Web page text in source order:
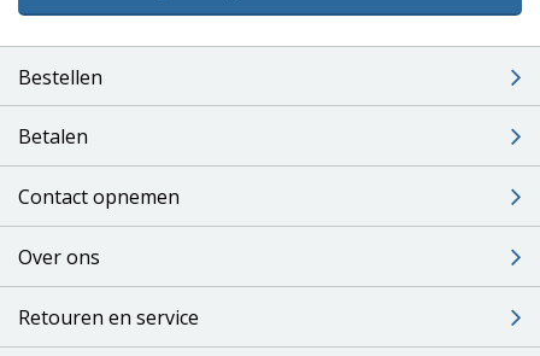
Bestellen
Betalen
Contact opnemen
Over ons
Retouren en service